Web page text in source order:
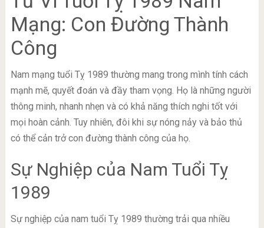
Mạng: Con Đường Thành
Công
Nam mạng tuổi Tỵ 1989 thường mang trong mình tính cách
mạnh mẽ, quyết đoán và đầy tham vọng. Họ là những người
thông minh, nhanh nhẹn và có khả năng thích nghi tốt với
mọi hoàn cảnh. Tuy nhiên, đôi khi sự nóng nảy và bảo thủ
có thể cản trở con đường thành công của họ.
Sự Nghiệp của Nam Tuổi Tỵ
1989
Sự nghiệp của nam tuổi Tỵ 1989 thường trải qua nhiều